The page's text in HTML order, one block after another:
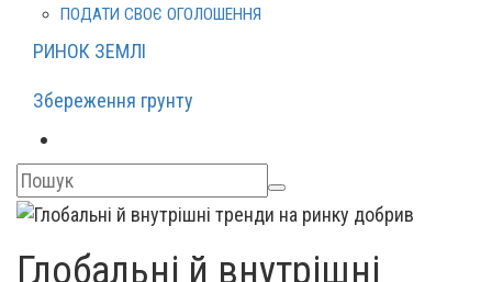
ПОДАТИ СВОЄ ОГОЛОШЕННЯ
РИНОК ЗЕМЛІ
Збереження грунту
Глобальні й внутрішні